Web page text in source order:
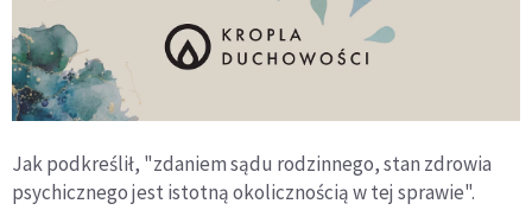
Jak podkreślił, "zdaniem sądu rodzinnego, stan zdrowia
psychicznego jest istotną okolicznością w tej sprawie".